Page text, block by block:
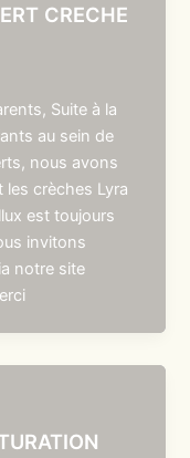
CRECHE
Suite à la
au sein de
nous avons
crèches Lyra
est toujours
invitons
notre site